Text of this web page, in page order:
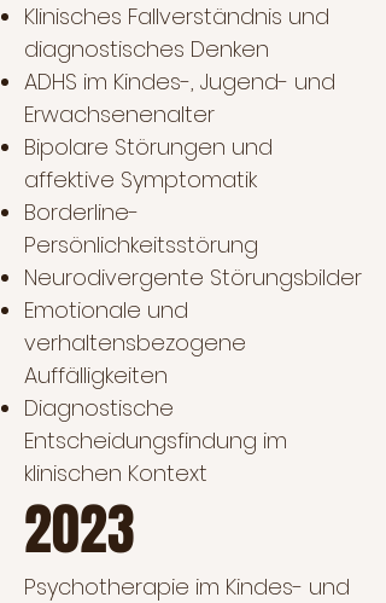
Klinisches Fallverständnis und
diagnostisches Denken
ADHS im Kindes-, Jugend- und
Erwachsenenalter
Bipolare Störungen und
affektive Symptomatik
Borderline-
Persönlichkeitsstörung
Neurodivergente Störungsbilder
Emotionale und
verhaltensbezogene
Auffälligkeiten
Diagnostische
Entscheidungsfindung im
klinischen Kontext
2023
Psychotherapie im Kindes- und